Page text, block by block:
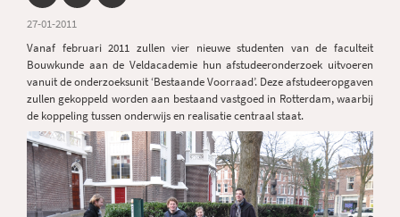
27-01-2011
Vanaf februari 2011 zullen vier nieuwe studenten van de faculteit
Bouwkunde aan de Veldacademie hun afstudeeronderzoek uitvoeren
vanuit de onderzoeksunit ‘Bestaande Voorraad’. Deze afstudeeropgaven
zullen gekoppeld worden aan bestaand vastgoed in Rotterdam, waarbij
de koppeling tussen onderwijs en realisatie centraal staat.